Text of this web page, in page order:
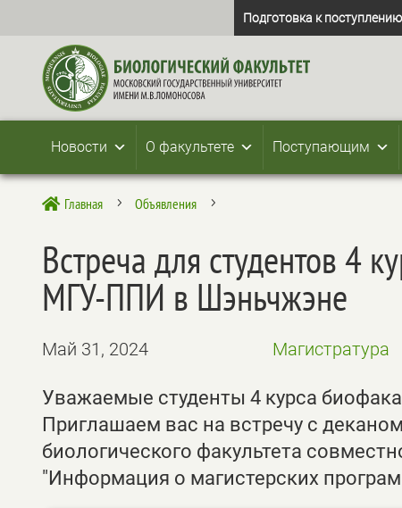
Подготовка к
Новости О факультете Поступающим
 Главная 5 Объявления 5
Встреча для студентов 4
МГУ-ППИ в Шэньчжэне
Май 31, 2024 Магистратура
Уважаемые студенты 4 курса
Приглашаем вас на встречу с
биологического факультета
"Информация о магистерских